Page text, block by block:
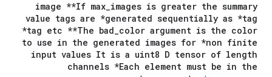
image **If max_images is greater the summary
value tags are *generated sequentially as *tag
*tag etc **The bad_color argument is the color
to use in the generated images for *non finite
input values It is a uint8 D tensor of length
channels *Each element must be in the